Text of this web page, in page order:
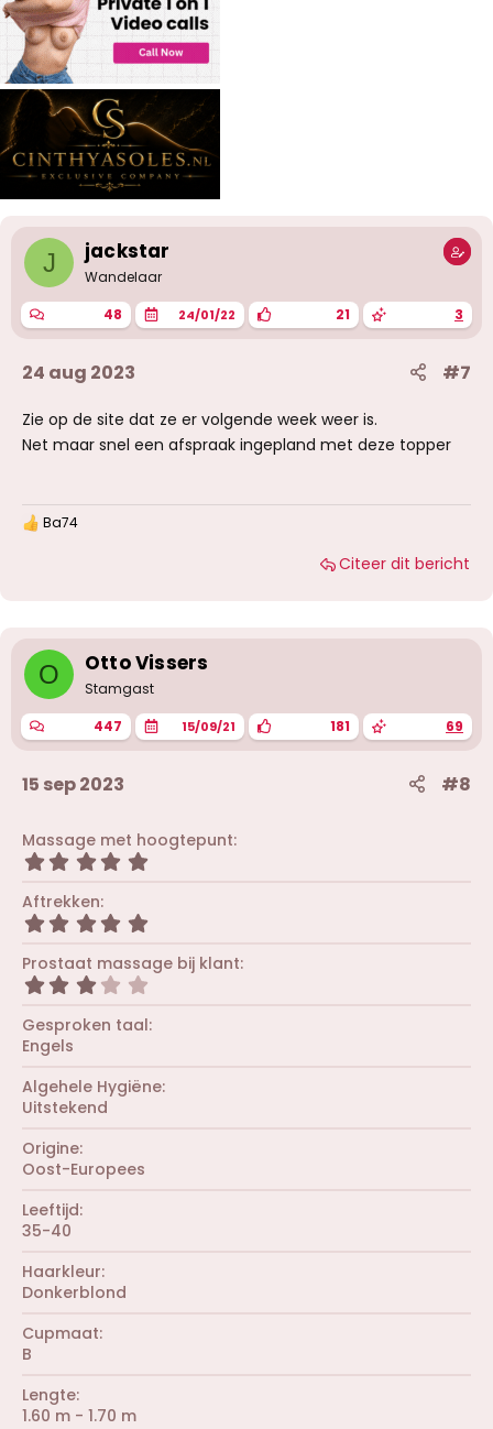
J jackstar
Wandelaar
48 24/01/22 21 3
24 aug 2023 #7
Zie op de site dat ze er volgende week weer is.
Net maar snel een afspraak ingepland met deze topper
W
n
g
n
:
Ba74
Citeer dit bericht
O Otto Vissers
Stamgast
447 15/09/21 181 69
15 sep 2023 #8
Massage met hoogtepunt
5
e
r
e
Aftrekken
5
0
0
e
r
e
Prostaat massage bij klant
0
0
e
Gesproken taal
Engels
Algehele Hygiëne
Uitstekend
Origine
Oost-Europees
Leeftijd
35-40
Haarkleur
Donkerblond
Cupmaat
B
Lengte
1.60 m - 1.70 m